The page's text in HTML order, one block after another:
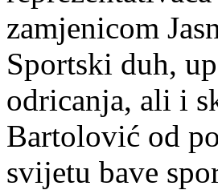
zamjenicom
Sportski duh,
odricanja, ali i
Bartolović od
svijetu bave